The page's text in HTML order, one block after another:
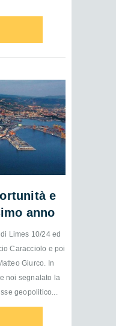
e
anno
Limes 10/24 ed
Caracciolo e poi
Giurco. In
noi segnalato la
geopolitico...